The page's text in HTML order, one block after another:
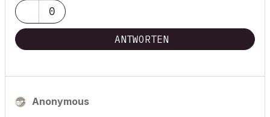
0
ANTWORTEN
Anonymous